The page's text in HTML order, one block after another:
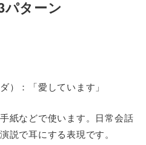
パターン
）：「愛しています」
紙などで使います。日常会話
説で耳にする表現です。